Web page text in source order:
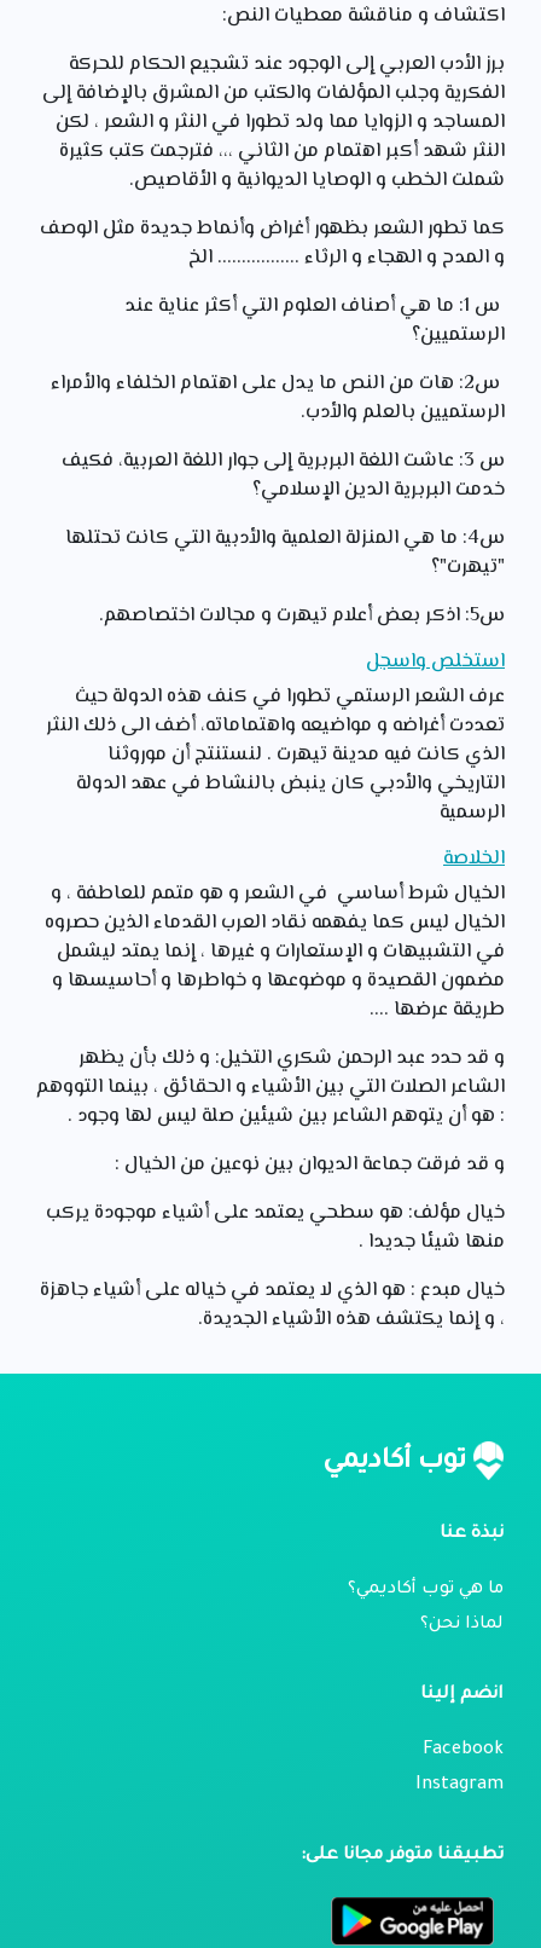
اكتشاف و مناقشة معطيات النص:
برز الأدب العربي إلى الوجود عند تشجيع الحكام للحركة
الفكرية وجلب المؤلفات والكتب من المشرق بالإضافة إلى
المساجد و الزوايا مما ولد تطورا في النثر و الشعر ، لكن
النثر شهد أكبر اهتمام من الثاني ،،، فترجمت كتب كثيرة
شملت الخطب و الوصايا الديوانية و الأقاصيص.
كما تطور الشعر بظهور أغراض وأنماط جديدة مثل الوصف
و المدح و الهجاء و الرثاء ................. الخ
س 1: ما هي أصناف العلوم التي أكثر عناية عند
الرستميين؟
س2: هات من النص ما يدل على اهتمام الخلفاء والأمراء
الرستميين بالعلم والأدب.
س 3: عاشت اللغة البربرية إلى جوار اللغة العربية، فكيف
خدمت البربرية الدين الإسلامي؟
س4: ما هي المنزلة العلمية والأدبية التي كانت تحتلها
"تيهرت"؟
س5: اذكر بعض أعلام تيهرت و مجالات اختصاصهم.
استخلص واسجل
عرف الشعر الرستمي تطورا في كنف هذه الدولة حيث
تعددت أغراضه و مواضيعه واهتماماته، أضف الى ذلك النثر
الذي كانت فيه مدينة تيهرت . لنستنتج أن موروثنا
التاريخي والأدبي كان ينبض بالنشاط في عهد الدولة
الرسمية
الخلاصة
الخيال شرط أساسي في الشعر و هو متمم للعاطفة ، و
الخيال ليس كما يفهمه نقاد العرب القدماء الذين حصروه
في التشبيهات و الإستعارات و غيرها ، إنما يمتد ليشمل
مضمون القصيدة و موضوعها و خواطرها و أحاسيسها و
طريقة عرضها ....
و قد حدد عبد الرحمن شكري التخيل: و ذلك بأن يظهر
الشاعر الصلات التي بين الأشياء و الحقائق ، بينما التووهم
: هو أن يتوهم الشاعر بين شيئين صلة ليس لها وجود .
و قد فرقت جماعة الديوان بين نوعين من الخيال :
خيال مؤلف: هو سطحي يعتمد على أشياء موجودة يركب
منها شيئا جديدا .
خيال مبدع : هو الذي لا يعتمد في خياله على أشياء جاهزة
، و إنما يكتشف هذه الأشياء الجديدة.
توب أكاديمي
نبذة عنا
ما هي توب أكاديمي؟
لماذا نحن؟
انضم إلينا
Facebook
Instagram
تطبيقنا متوفر مجانا على: